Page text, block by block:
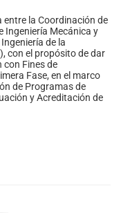
entre la Coordinación de
Ingeniería Mecánica y
de la
con el propósito de dar
con Fines de
Fase, en el marco
de Programas de
y Acreditación de